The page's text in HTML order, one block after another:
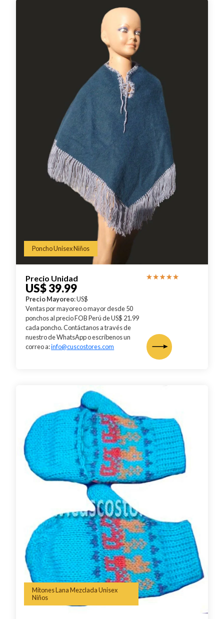
Poncho Unisex Niños
Precio Unidad
US$ 39.99
Precio Mayoreo: US$
Ventas por mayoreo o mayor desde 50
ponchos al precio FOB Perú de US$ 21.99
cada poncho. Contáctanos a través de
nuestro de WhatsApp o escríbenos un
correo a:info@cuscostores.com
Mitones Lana Mezclada Unisex
Niños